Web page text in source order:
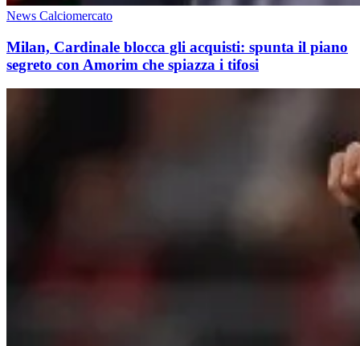
News Calciomercato
Milan, Cardinale blocca gli acquisti: spunta il piano
segreto con Amorim che spiazza i tifosi